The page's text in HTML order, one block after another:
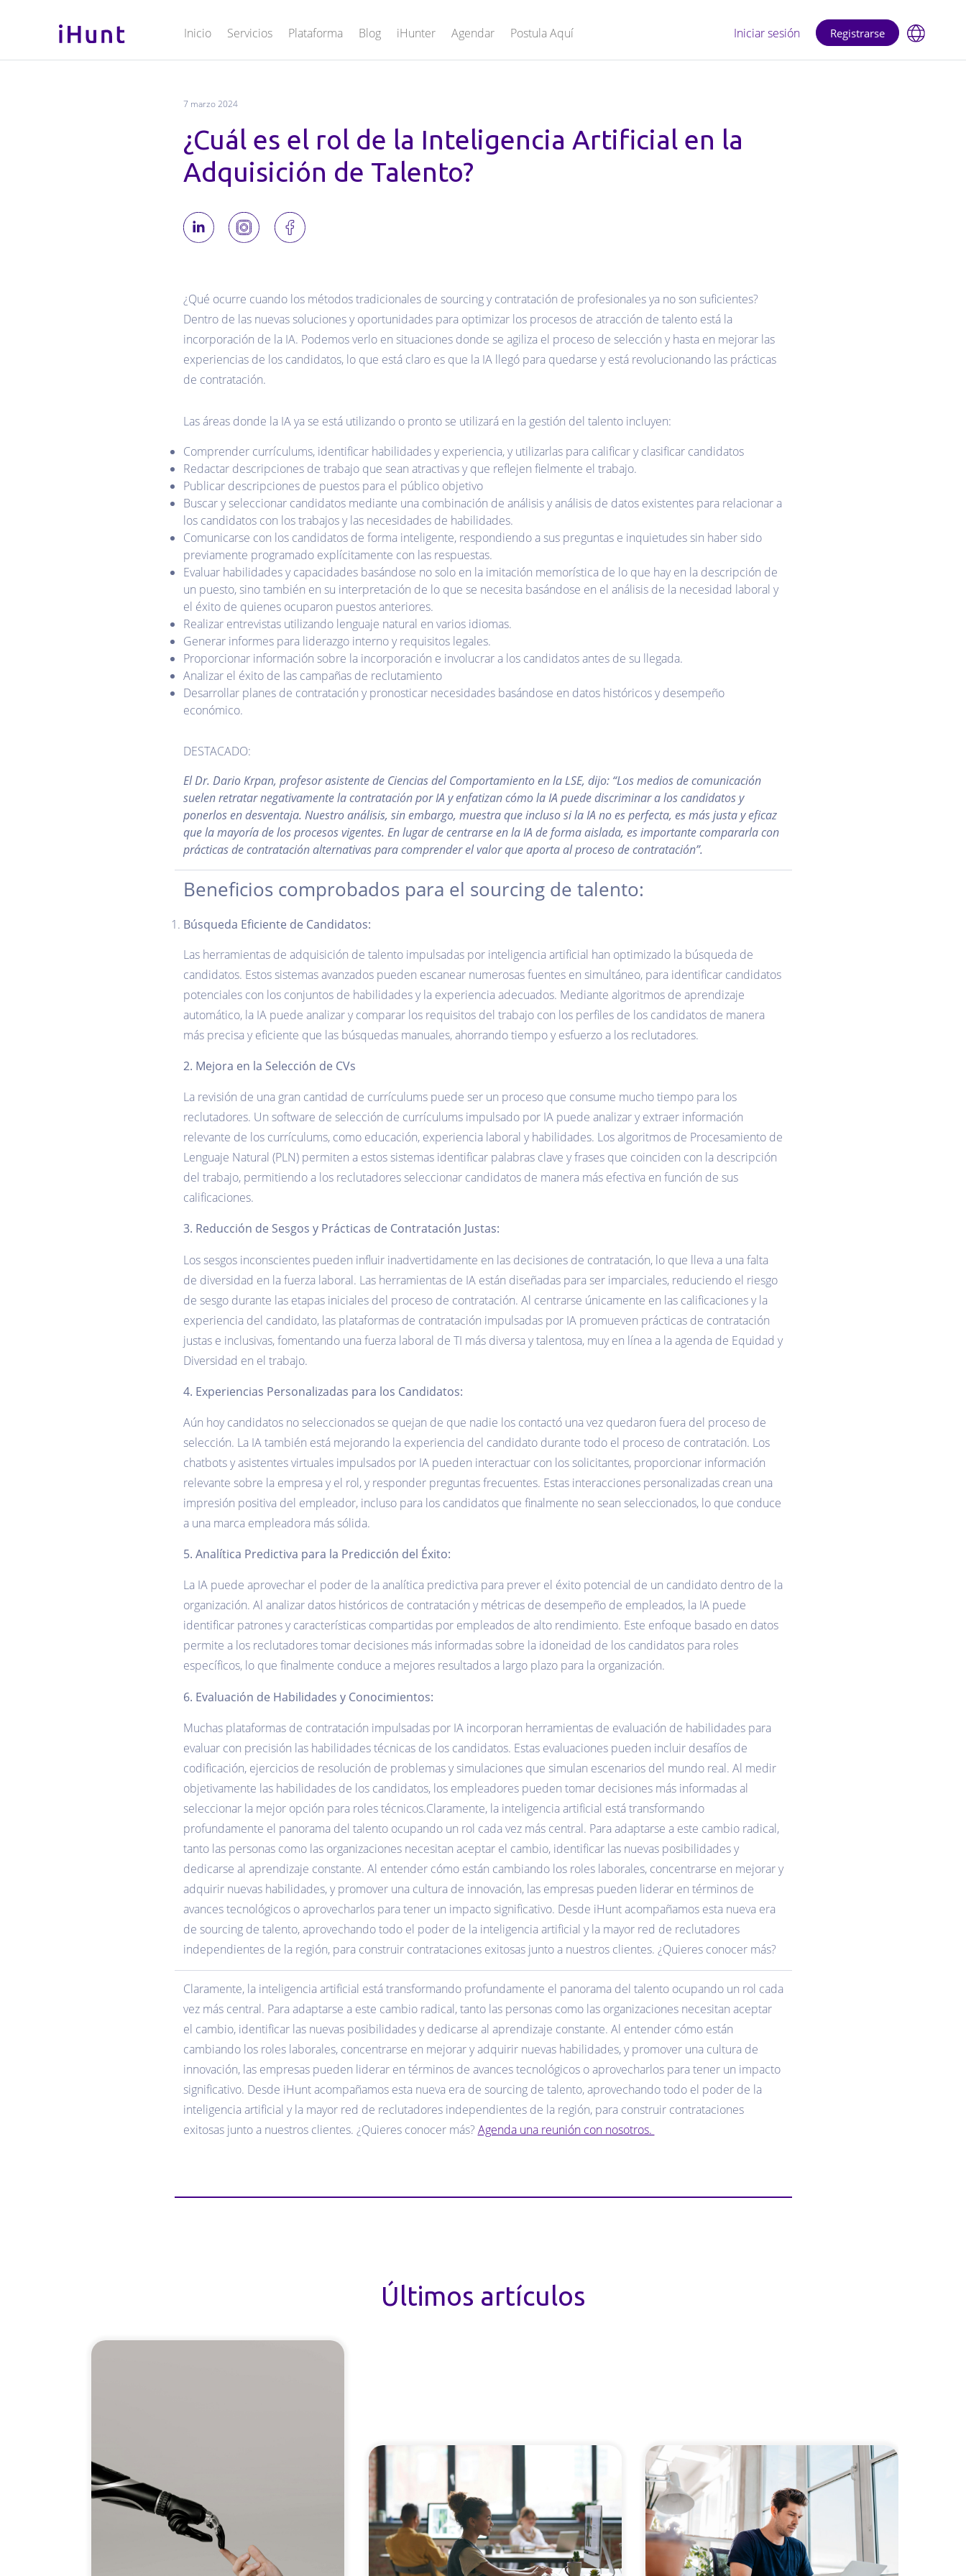
Inicio Servicios Plataforma Blog iHunter Agendar Postula Aquí Iniciar sesión Registrarse
7 marzo 2024
¿Cuál es el rol de la Inteligencia Artificial en la
Adquisición de Talento?
¿Qué ocurre cuando los métodos tradicionales de sourcing y contratación de profesionales ya no son suficientes?
Dentro de las nuevas soluciones y oportunidades para optimizar los procesos de atracción de talento está la
incorporación de la IA. Podemos verlo en situaciones donde se agiliza el proceso de selección y hasta en mejorar las
experiencias de los candidatos, lo que está claro es que la IA llegó para quedarse y está revolucionando las prácticas
de contratación.
Las áreas donde la IA ya se está utilizando o pronto se utilizará en la gestión del talento incluyen:
Comprender currículums, identificar habilidades y experiencia, y utilizarlas para calificar y clasificar candidatos
Redactar descripciones de trabajo que sean atractivas y que reflejen fielmente el trabajo.
Publicar descripciones de puestos para el público objetivo
Buscar y seleccionar candidatos mediante una combinación de análisis y análisis de datos existentes para relacionar a
los candidatos con los trabajos y las necesidades de habilidades.
Comunicarse con los candidatos de forma inteligente, respondiendo a sus preguntas e inquietudes sin haber sido
previamente programado explícitamente con las respuestas.
Evaluar habilidades y capacidades basándose no solo en la imitación memorística de lo que hay en la descripción de
un puesto, sino también en su interpretación de lo que se necesita basándose en el análisis de la necesidad laboral y
el éxito de quienes ocuparon puestos anteriores.
Realizar entrevistas utilizando lenguaje natural en varios idiomas.
Generar informes para liderazgo interno y requisitos legales.
Proporcionar información sobre la incorporación e involucrar a los candidatos antes de su llegada.
Analizar el éxito de las campañas de reclutamiento
Desarrollar planes de contratación y pronosticar necesidades basándose en datos históricos y desempeño
económico.‌‌
DESTACADO:
El Dr. Dario Krpan, profesor asistente de Ciencias del Comportamiento en la LSE, dijo: “Los medios de comunicación
suelen retratar negativamente la contratación por IA y enfatizan cómo la IA puede discriminar a los candidatos y
ponerlos en desventaja. Nuestro análisis, sin embargo, muestra que incluso si la IA no es perfecta, es más justa y eficaz
que la mayoría de los procesos vigentes. En lugar de centrarse en la IA de forma aislada, es importante compararla con
prácticas de contratación alternativas para comprender el valor que aporta al proceso de contratación”.
Beneficios comprobados para el sourcing de talento:‌‌
Búsqueda Eficiente de Candidatos:
Las herramientas de adquisición de talento impulsadas por inteligencia artificial han optimizado la búsqueda de
candidatos. Estos sistemas avanzados pueden escanear numerosas fuentes en simultáneo, para identificar candidatos
potenciales con los conjuntos de habilidades y la experiencia adecuados. Mediante algoritmos de aprendizaje
automático, la IA puede analizar y comparar los requisitos del trabajo con los perfiles de los candidatos de manera
más precisa y eficiente que las búsquedas manuales, ahorrando tiempo y esfuerzo a los reclutadores.‌‌
2. Mejora en la Selección de CVs
La revisión de una gran cantidad de currículums puede ser un proceso que consume mucho tiempo para los
reclutadores. Un software de selección de currículums impulsado por IA puede analizar y extraer información
relevante de los currículums, como educación, experiencia laboral y habilidades. Los algoritmos de Procesamiento de
Lenguaje Natural (PLN) permiten a estos sistemas identificar palabras clave y frases que coinciden con la descripción
del trabajo, permitiendo a los reclutadores seleccionar candidatos de manera más efectiva en función de sus
calificaciones.
3. Reducción de Sesgos y Prácticas de Contratación Justas:
Los sesgos inconscientes pueden influir inadvertidamente en las decisiones de contratación, lo que lleva a una falta
de diversidad en la fuerza laboral. Las herramientas de IA están diseñadas para ser imparciales, reduciendo el riesgo
de sesgo durante las etapas iniciales del proceso de contratación. Al centrarse únicamente en las calificaciones y la
experiencia del candidato, las plataformas de contratación impulsadas por IA promueven prácticas de contratación
justas e inclusivas, fomentando una fuerza laboral de TI más diversa y talentosa, muy en línea a la agenda de Equidad y
Diversidad en el trabajo.‌‌
4. Experiencias Personalizadas para los Candidatos:
Aún hoy candidatos no seleccionados se quejan de que nadie los contactó una vez quedaron fuera del proceso de
selección. La IA también está mejorando la experiencia del candidato durante todo el proceso de contratación. Los
chatbots y asistentes virtuales impulsados por IA pueden interactuar con los solicitantes, proporcionar información
relevante sobre la empresa y el rol, y responder preguntas frecuentes. Estas interacciones personalizadas crean una
impresión positiva del empleador, incluso para los candidatos que finalmente no sean seleccionados, lo que conduce
a una marca empleadora más sólida.‌‌
5. Analítica Predictiva para la Predicción del Éxito:
La IA puede aprovechar el poder de la analítica predictiva para prever el éxito potencial de un candidato dentro de la
organización. Al analizar datos históricos de contratación y métricas de desempeño de empleados, la IA puede
identificar patrones y características compartidas por empleados de alto rendimiento. Este enfoque basado en datos
permite a los reclutadores tomar decisiones más informadas sobre la idoneidad de los candidatos para roles
específicos, lo que finalmente conduce a mejores resultados a largo plazo para la organización.
6. Evaluación de Habilidades y Conocimientos:
Muchas plataformas de contratación impulsadas por IA incorporan herramientas de evaluación de habilidades para
evaluar con precisión las habilidades técnicas de los candidatos. Estas evaluaciones pueden incluir desafíos de
codificación, ejercicios de resolución de problemas y simulaciones que simulan escenarios del mundo real. Al medir
objetivamente las habilidades de los candidatos, los empleadores pueden tomar decisiones más informadas al
seleccionar la mejor opción para roles técnicos.‌‌‌‌‌‌‌‌‌‌Claramente, la inteligencia artificial está transformando
profundamente el panorama del talento ocupando un rol cada vez más central. Para adaptarse a este cambio radical,
tanto las personas como las organizaciones necesitan aceptar el cambio, identificar las nuevas posibilidades y
dedicarse al aprendizaje constante. Al entender cómo están cambiando los roles laborales, concentrarse en mejorar y
adquirir nuevas habilidades, y promover una cultura de innovación, las empresas pueden liderar en términos de
avances tecnológicos o aprovecharlos para tener un impacto significativo. ‌‌‌‌Desde iHunt acompañamos esta nueva era
de sourcing de talento, aprovechando todo el poder de la inteligencia artificial y la mayor red de reclutadores
independientes de la región, para construir contrataciones exitosas junto a nuestros clientes. ¿Quieres conocer más?
Claramente, la inteligencia artificial está transformando profundamente el panorama del talento ocupando un rol cada
vez más central. Para adaptarse a este cambio radical, tanto las personas como las organizaciones necesitan aceptar
el cambio, identificar las nuevas posibilidades y dedicarse al aprendizaje constante. Al entender cómo están
cambiando los roles laborales, concentrarse en mejorar y adquirir nuevas habilidades, y promover una cultura de
innovación, las empresas pueden liderar en términos de avances tecnológicos o aprovecharlos para tener un impacto
significativo. ‌‌‌‌Desde iHunt acompañamos esta nueva era de sourcing de talento, aprovechando todo el poder de la
inteligencia artificial y la mayor red de reclutadores independientes de la región, para construir contrataciones
exitosas junto a nuestros clientes. ¿Quieres conocer más? Agenda una reunión con nosotros.
Últimos artículos